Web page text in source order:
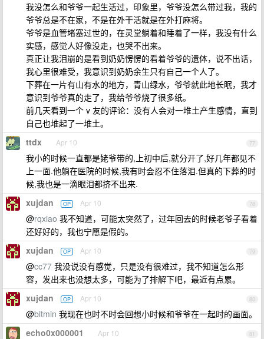
我没怎么和爷爷一起生活过，印象里，爷爷没怎么带过我，我的
爷爷总是不在家，不是在外干活就是在外打麻将。
爷爷是血管堵塞过世的，在灵堂躺着和睡着了一样，我没有什么
实感，感觉人好像没走，也哭不出来。
真正让我泪崩的是看到奶奶愣愣的看着爷爷的遗体，说不出话，
我心里很难受，我意识到奶奶余生只有自己一个人了。
下葬在一片有山有水的地方，青山绿水，爷爷就此地长眠，我才
意识到爷爷真的走了，我给爷爷烧了很多纸。
前几天看到一个 v 友的评论：没有人会对一堆土产生感情，直到
自己也堆起了一堆土。
77
ttdx Apr 10
我小的时候一直都是姥爷带的,上初中后,就分开了,好几年都见不
上一面.他躺在医院的时候,我有时会忍不住落泪.但真的下葬的时
候,我也是一滴眼泪都挤不出来.
78
xujdan OP Apr 10
@rqxiao 我不知道，可能太突然了，过年回去的时候老爷子看着
还好好的，我也宁愿是假的。
79
xujdan OP Apr 10
@cc77 我没说没有感觉，只是没有很难过，我不知道怎么形
容，发出来也没想太多，可能为了排解下吧，最近有点累。
80
xujdan OP Apr 10
@bitmin 我现在也时不时会回想小时候和爷爷在一起时的画面。
81
echo0x000001 Apr 10